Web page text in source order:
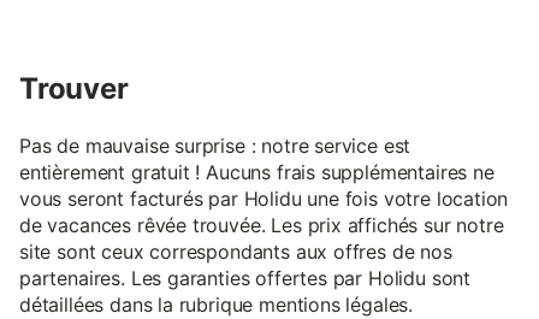
Trouver
Pas de mauvaise surprise : notre service est
entièrement gratuit ! Aucuns frais supplémentaires ne
vous seront facturés par Holidu une fois votre location
de vacances rêvée trouvée. Les prix affichés sur notre
site sont ceux correspondants aux offres de nos
partenaires. Les garanties offertes par Holidu sont
détaillées dans la rubrique mentions légales.